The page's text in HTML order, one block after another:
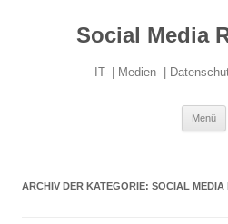
Social Media
IT- | Medien- |
Menü
ARCHIV DER KATEGORIE: SOCIAL MEDIA